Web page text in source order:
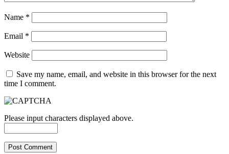
Name *
Email *
Website
Save my name, email, and website in this browser for the next
time I comment.
Please input characters displayed above.